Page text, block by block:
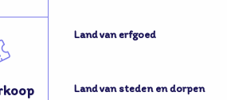
Land van erfgoed
Land van steden en dorpen
Hoe kom ik hier?